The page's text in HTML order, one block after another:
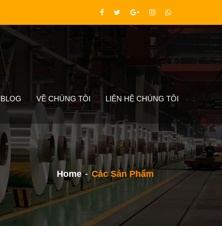
BLOG VỀ CHÚNG TÔI LIÊN HỆ CHÚNG TÔI
Home Các Sản Phẩm